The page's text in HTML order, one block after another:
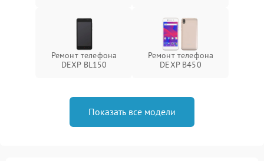
Ремонт телефона
DEXP BL150
Ремонт телефона
DEXP B450
Показать все модели